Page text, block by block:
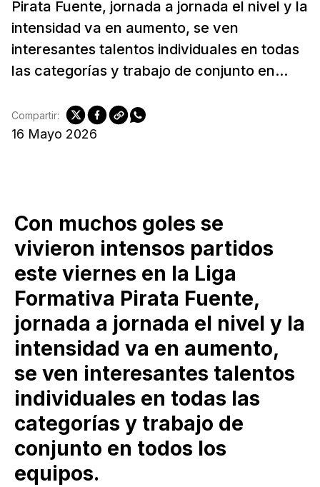
Pirata Fuente, jornada a jornada el nivel y la
intensidad va en aumento, se ven
interesantes talentos individuales en todas
las categorías y trabajo de conjunto en...
16 Mayo 2026
Compartir:
Con muchos goles se
vivieron intensos partidos
este viernes en la Liga
Formativa Pirata Fuente,
jornada a jornada el nivel y la
intensidad va en aumento,
se ven interesantes talentos
individuales en todas las
categorías y trabajo de
conjunto en todos los
equipos.